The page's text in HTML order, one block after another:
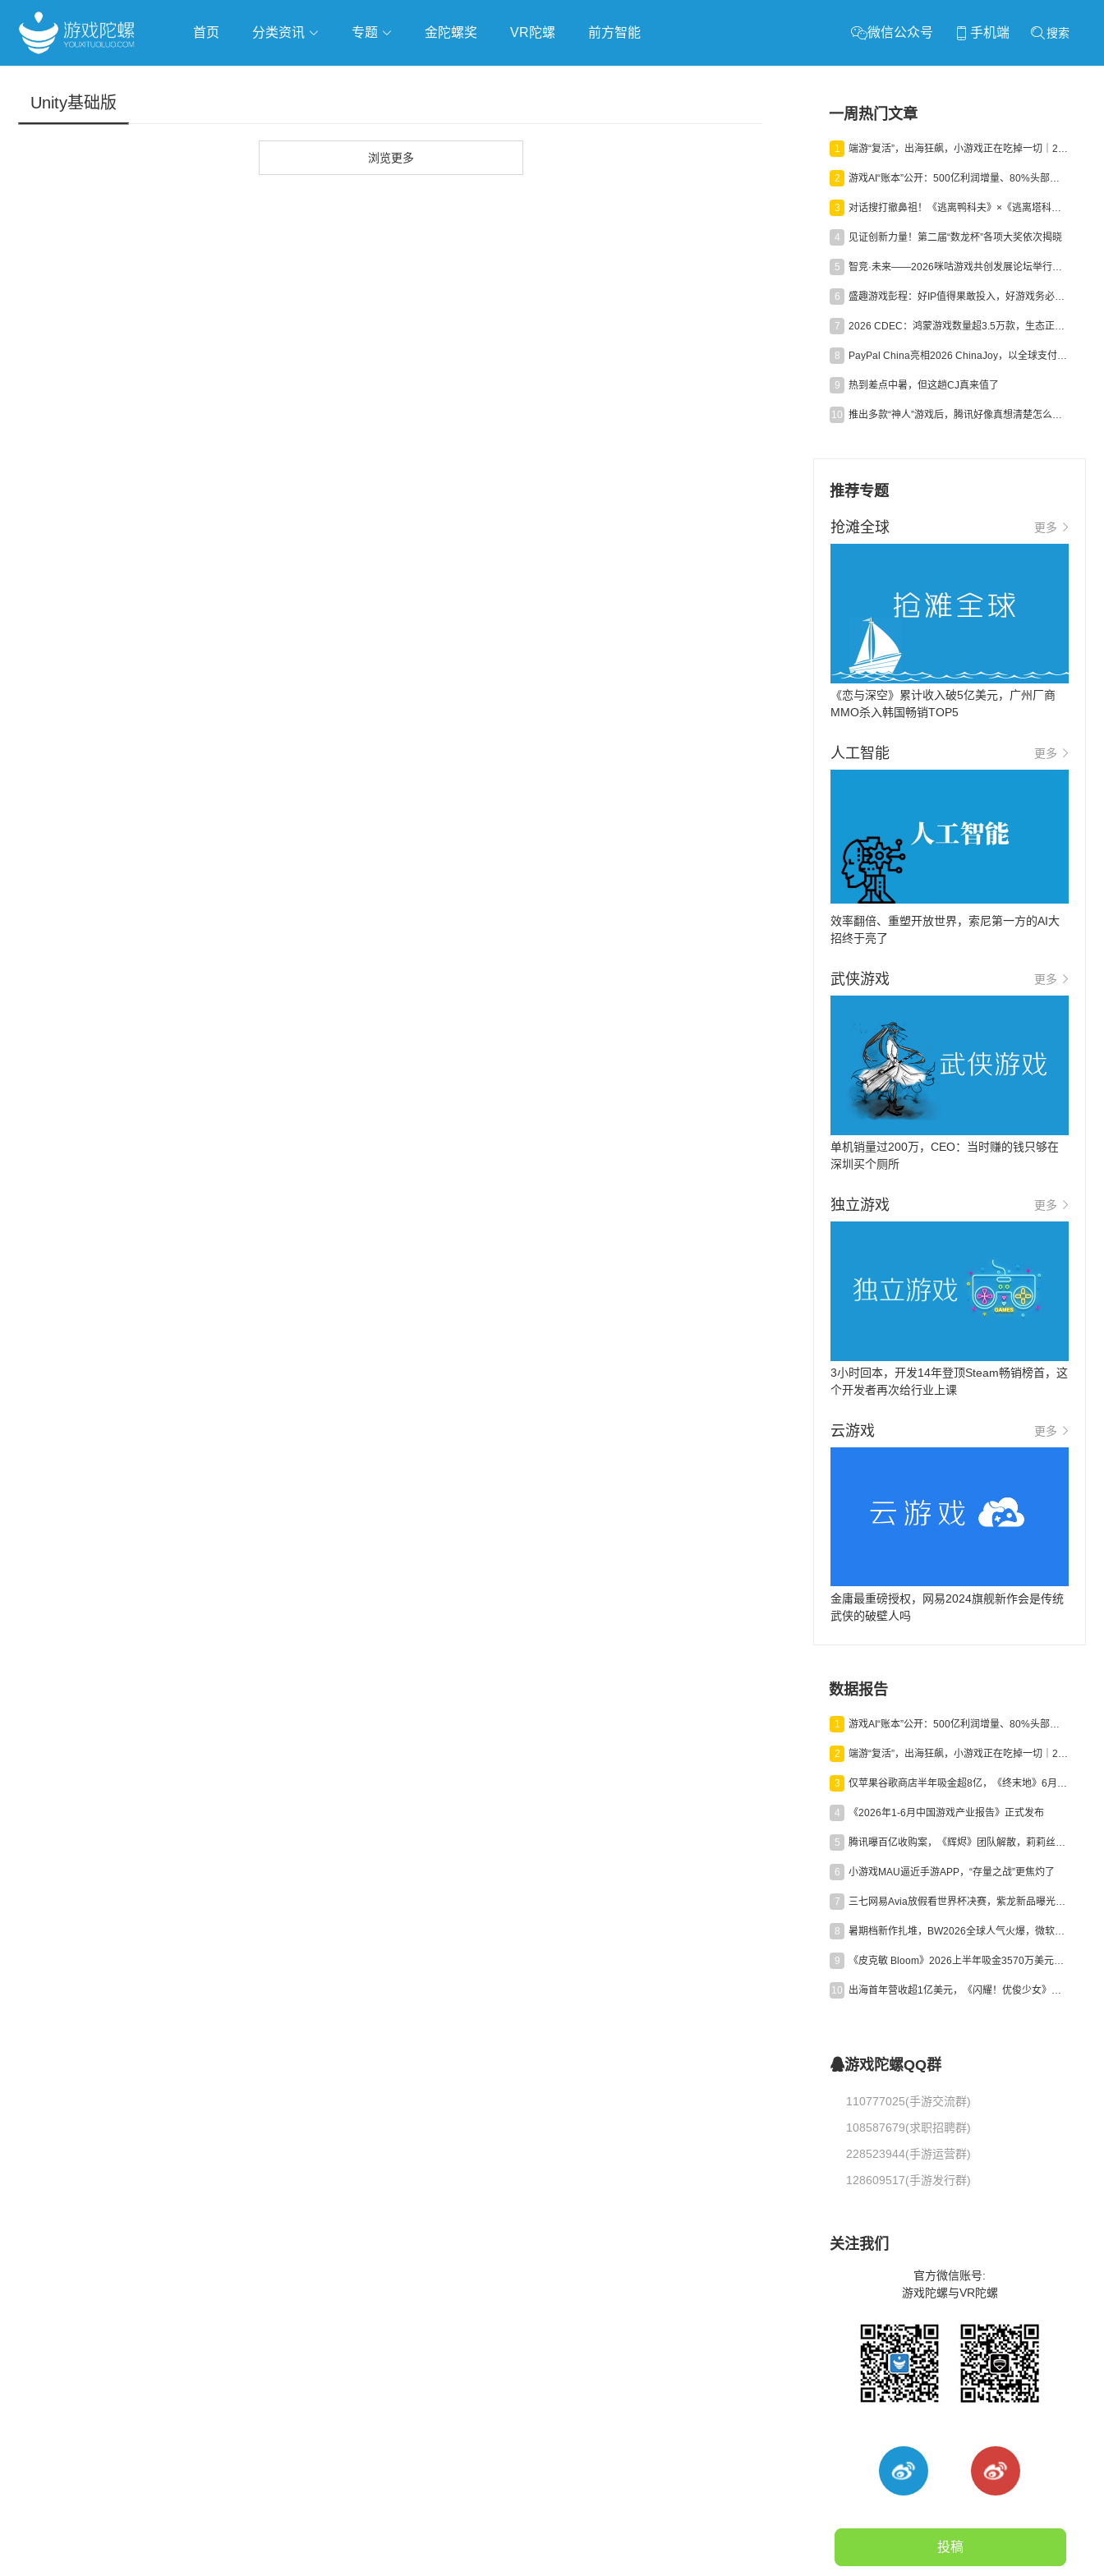
首页 分类资讯 专题 金陀螺奖 VR陀螺 前方智能 微信公众号 手机端 搜索
Unity基础版
浏览更多
一周热门文章
1 端游“复活”，出海狂飙，小游戏正在吃掉一切｜2026上半年产业报告
2 游戏AI“账本”公开：500亿利润增量、80%头部入局，谁在闷声发财？
3 对话搜打撤鼻祖！《逃离鸭科夫》×《逃离塔科夫》官方线下沙龙落幕
4 见证创新力量！第二届“数龙杯”各项大奖依次揭晓
5 智竞·未来——2026咪咕游戏共创发展论坛举行：聚力精品内容、AI创作与电竞生态，共建高品质益智健康游戏社区
6 盛趣游戏彭程：好IP值得果敢投入，好游戏务必长效经营
7 2026 CDEC：鸿蒙游戏数量超3.5万款，生态正循环加速产业高质量发展
8 PayPal China亮相2026 ChinaJoy，以全球支付能力助力中国游戏企业深化全球运营
9 热到差点中暑，但这趟CJ真来值了
10 推出多款“神人”游戏后，腾讯好像真想清楚怎么做二次元了
推荐专题
抢滩全球 更多
《恋与深空》累计收入破5亿美元，广州厂商
MMO杀入韩国畅销TOP5
人工智能 更多
效率翻倍、重塑开放世界，索尼第一方的AI大
招终于亮了
武侠游戏 更多
单机销量过200万，CEO：当时赚的钱只够在
深圳买个厕所
独立游戏 更多
3小时回本，开发14年登顶Steam畅销榜首，这
个开发者再次给行业上课
云游戏 更多
金庸最重磅授权，网易2024旗舰新作会是传统
武侠的破壁人吗
数据报告
1 游戏AI“账本”公开：500亿利润增量、80%头部入局，谁在闷声发财？
2 端游“复活”，出海狂飙，小游戏正在吃掉一切｜2026上半年产业报告
3 仅苹果谷歌商店半年吸金超8亿，《终末地》6月份收入显著回暖
4 《2026年1-6月中国游戏产业报告》正式发布
5 腾讯曝百亿收购案，《辉烬》团队解散，莉莉丝新作曝光｜陀螺周报
6 小游戏MAU逼近手游APP，“存量之战”更焦灼了
7 三七网易Avia放假看世界杯决赛，紫龙新品曝光，米哈游新作上线 | 陀螺周报
8 暑期档新作扎堆，BW2026全球人气火爆，微软XBOX大裁员|陀螺周报
9 《皮克敏 Bloom》2026上半年吸金3570万美元，中国台湾成最大市场
10 出海首年营收超1亿美元，《闪耀！优俊少女》美国市场占比达七成
游戏陀螺QQ群
110777025(手游交流群)
108587679(求职招聘群)
228523944(手游运营群)
128609517(手游发行群)
关注我们
官方微信账号:
游戏陀螺与VR陀螺
投稿